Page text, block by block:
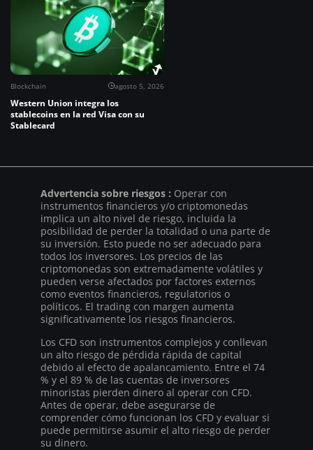
Blockchain agosto 5, 2026
Western Union integra los
stablecoins en la red Visa con su
Stablecard
Advertencia sobre riesgos : Operar con
instrumentos financieros y/o criptomonedas
implica un alto nivel de riesgo, incluida la
posibilidad de perder la totalidad o una parte de
su inversión. Esto puede no ser adecuado para
todos los inversores. Los precios de las
criptomonedas son extremadamente volátiles y
pueden verse afectados por factores externos
como eventos financieros, regulatorios o
políticos. El trading con margen aumenta
significativamente los riesgos financieros.
Los CFD son instrumentos complejos y conllevan
un alto riesgo de pérdida rápida de capital
debido al efecto de apalancamiento. Entre el 74
% y el 89 % de las cuentas de inversores
minoristas pierden dinero al operar con CFD.
Antes de operar, debe asegurarse de
comprender cómo funcionan los CFD y evaluar si
puede permitirse asumir el alto riesgo de perder
su dinero.